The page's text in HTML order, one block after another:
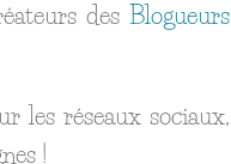
des Blogueurs
les réseaux sociaux,
!